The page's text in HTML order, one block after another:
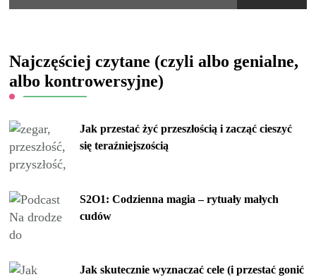
Najczęściej czytane (czyli albo genialne,
albo kontrowersyjne)
Jak przestać żyć przeszłością i zacząć cieszyć
się teraźniejszością
S2O1: Codzienna magia – rytuały małych
cudów
Jak skutecznie wyznaczać cele (i przestać gonić